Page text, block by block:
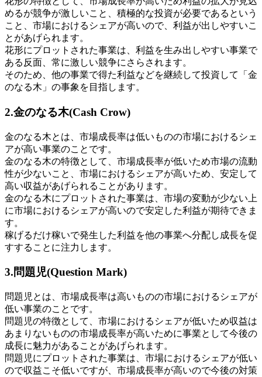
めるが競争が激しいこと、積極的な投資が必要であるという
こと、市場における シェアが高いので、利益が出しやすいこ
とがあげられます。
花形にプロットされた事業は、利益を生み出しやすい事業で
ある反面、常に激しい競争にさらされます。
そのため、他の事業で得た利益などを継続して投資して「金
のなる木」の事象を目指します。
2.金のなる木(Cash Crow)
金のなる木とは、市場成長率は低いものの市場における シェ
アが高い事業のことです。
金のなる木の特徴として、市場成長率が低いため市場の流動
性が少ないこと、市場における シェアが高いため、安定して
高い収益があげられることがあります。
金のなる木にプロットされた事業は、市場の変動が少ない上
に市場における シェアが高いので安定した利益が期待できま
す。
稼げるだけ稼いで発生した利益を他の事業へ分配し成長を促
すすることに注力します。
3.問題児(Question Mark)
問題児とは、市場成長率は高いものの市場における シェアが
低い事業のことです。
問題児の特徴として、市場における シェアが低いため収益は
あまりないものの市場成長率が高いために事業として今後の
成長に魅力があることがあげられます。
問題児にプロットされた事業は、市場における シェアが低い
ので収益こそ低いですが、市場成長率が高いので今後の対策